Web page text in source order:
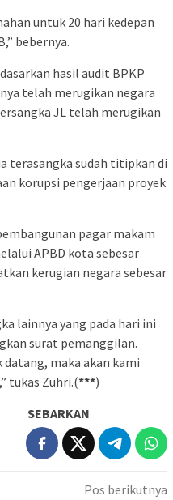
untuk 20 hari kedepan
bebernya.
hasil audit BPKP
telah merugikan negara
JL telah merugikan
terasangka sudah titipkan di
korupsi pengerjaan proyek
pagar makam
APBD kota sebesar
kerugian negara sebesar
lainnya yang pada hari ini
surat pemanggilan.
maka akan kami
tukas Zuhri.(***)
SEBARKAN
Pos berikutnya